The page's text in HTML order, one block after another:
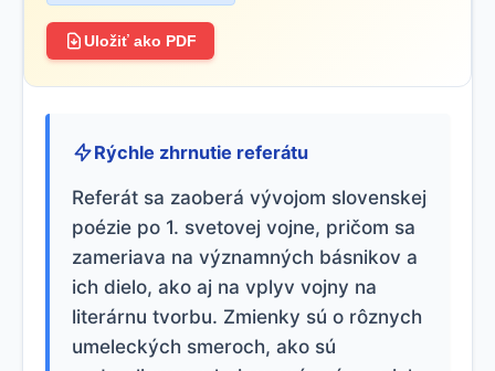
Uložiť ako PDF
Rýchle zhrnutie referátu
Referát sa zaoberá vývojom slovenskej
poézie po 1. svetovej vojne, pričom sa
zameriava na významných básnikov a
ich dielo, ako aj na vplyv vojny na
literárnu tvorbu. Zmienky sú o rôznych
umeleckých smeroch, ako sú